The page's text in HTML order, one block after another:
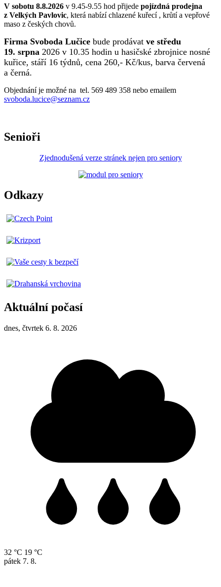
V sobotu 8.8.2026 v 9.45-9.55 hod přijede pojízdná prodejna
z Velkých Pavlovic, která nabízí chlazené kuřecí , krůtí a vepřové
maso z českých chovů.
Firma Svoboda Lučice bude prodávat ve středu
19. srpna 2026 v 10.35 hodin u hasičské zbrojnice nosné
kuřice, stáří 16 týdnů, cena 260,- Kč/kus, barva červená
a černá.
Objednání je možné na tel. 569 489 358 nebo emailem
svoboda.lucice@seznam.cz
Senioři
Zjednodušená verze stránek nejen pro seniory
Odkazy
Aktuální počasí
dnes, čtvrtek 6. 8. 2026
32 °C 19 °C
pátek 7. 8.